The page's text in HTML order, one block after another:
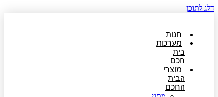
דלג לתוכן
חנות
מערכות
בית
חכם
מוצרי
הבית
החכם